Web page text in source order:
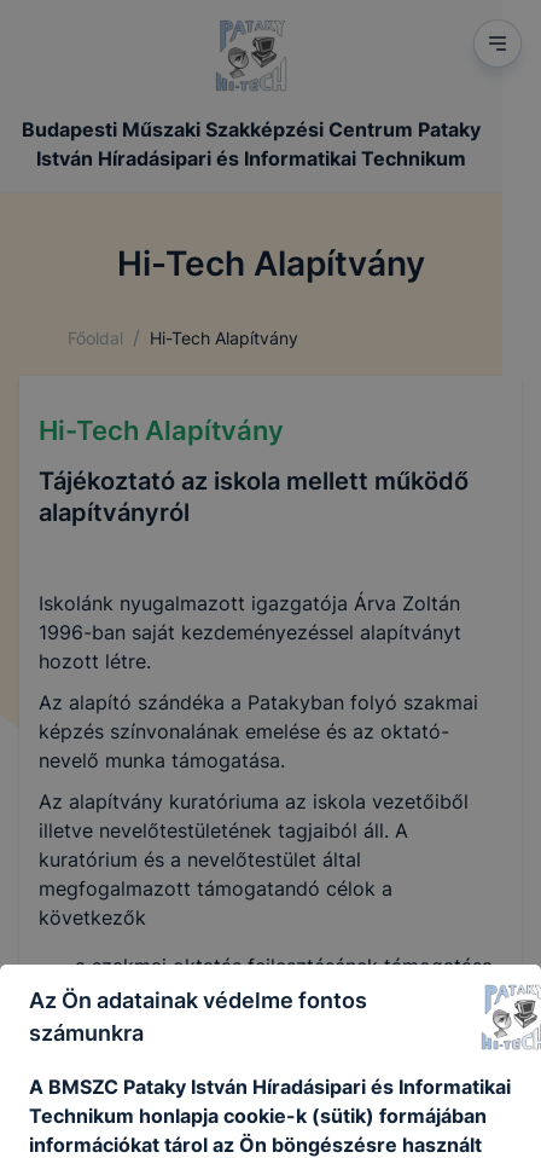
Budapesti Műszaki Szakképzési Centrum Pataky
István Híradásipari és Informatikai Technikum
Hi-Tech Alapítvány
Főoldal / Hi-Tech Alapítvány
Hi-Tech Alapítvány
Tájékoztató az iskola mellett működő
alapítványról
Iskolánk nyugalmazott igazgatója Árva Zoltán
1996-ban saját kezdeményezéssel alapítványt
hozott létre.
Az alapító szándéka a Patakyban folyó szakmai
képzés színvonalának emelése és az oktató-
nevelő munka támogatása.
Az alapítvány kuratóriuma az iskola vezetőiből
illetve nevelőtestületének tagjaiból áll. A
kuratórium és a nevelőtestület által
megfogalmazott támogatandó célok a
következők
a szakmai oktatás fejlesztésének támogatása
ösztöndíjak és kutatási támogatások
formájában
tanulmányi versenyek szervezése és díjazása
OSZTV felkészítés támogatása
tanulóinkat támogatjuk az állami nyelvvizsga
megszerzésében
Az Ön adatainak védelme fontos
számunkra
A BMSZC Pataky István Híradásipari és Informatikai
Technikum honlapja cookie-k (sütik) formájában
információkat tárol az Ön böngészésre használt